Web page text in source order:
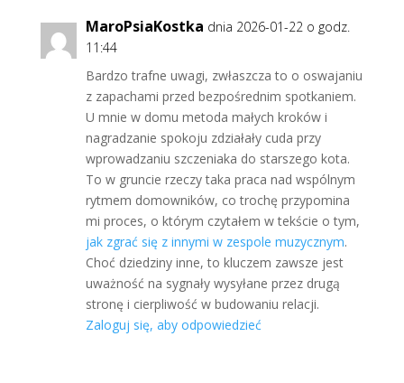
MaroPsiaKostka dnia 2026-01-22 o godz.
11:44
Bardzo trafne uwagi, zwłaszcza to o oswajaniu
z zapachami przed bezpośrednim spotkaniem.
U mnie w domu metoda małych kroków i
nagradzanie spokoju zdziałały cuda przy
wprowadzaniu szczeniaka do starszego kota.
To w gruncie rzeczy taka praca nad wspólnym
rytmem domowników, co trochę przypomina
mi proces, o którym czytałem w tekście o tym,
jak zgrać się z innymi w zespole muzycznym.
Choć dziedziny inne, to kluczem zawsze jest
uważność na sygnały wysyłane przez drugą
stronę i cierpliwość w budowaniu relacji.
Zaloguj się, aby odpowiedzieć